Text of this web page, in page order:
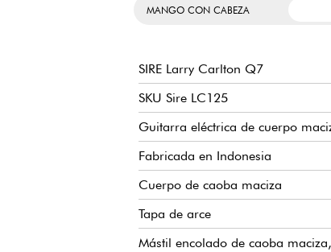
MANGO CON CABEZA
SIRE Larry Carlton Q7
SKU Sire LC125
Guitarra eléctrica de cuerpo
Fabricada en Indonesia
Cuerpo de caoba maciza
Tapa de arce
Mástil encolado de caoba